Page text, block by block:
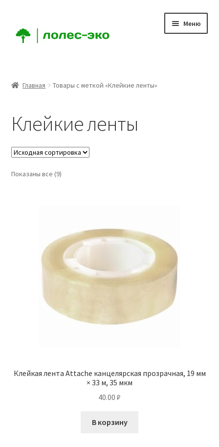
навигации
содержимому
Меню
Мой аккаунт
Корзина
Оформление заказа
Главная Товары с меткой «Клейкие ленты»
Клейкие ленты
Показаны все (9)
Клейкая лента Attache канцелярская прозрачная, 19 мм
× 33 м, 35 мкм
40.00 ₽
В корзину